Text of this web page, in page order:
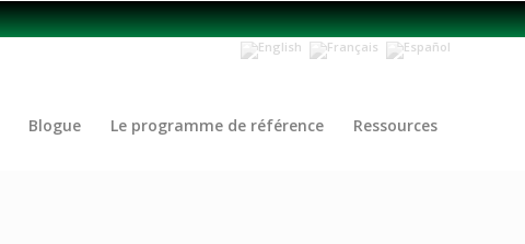
Blogue Le programme de référence Ressources